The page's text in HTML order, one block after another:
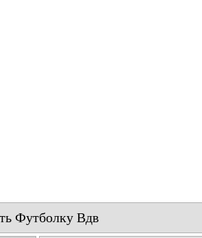
Футболку Вдв